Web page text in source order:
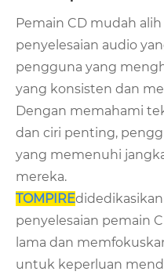
Pemain CD mudah
penyelesaian audio
pengguna yang
yang konsisten dan
Dengan memahami
dan ciri penting,
yang memenuhi
mereka.
TOMPIRE
penyelesaian pemain
lama dan
untuk keperluan